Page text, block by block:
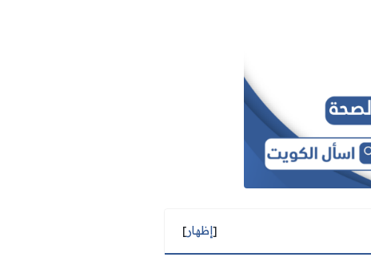
[إظهار]